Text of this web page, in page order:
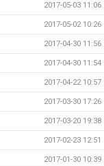
2017-05-03 11:06
2017-05-02 10:26
2017-04-30 11:56
2017-04-30 11:54
2017-04-22 10:57
2017-03-30 17:26
2017-03-20 19:38
2017-02-23 12:51
2017-01-30 10:39